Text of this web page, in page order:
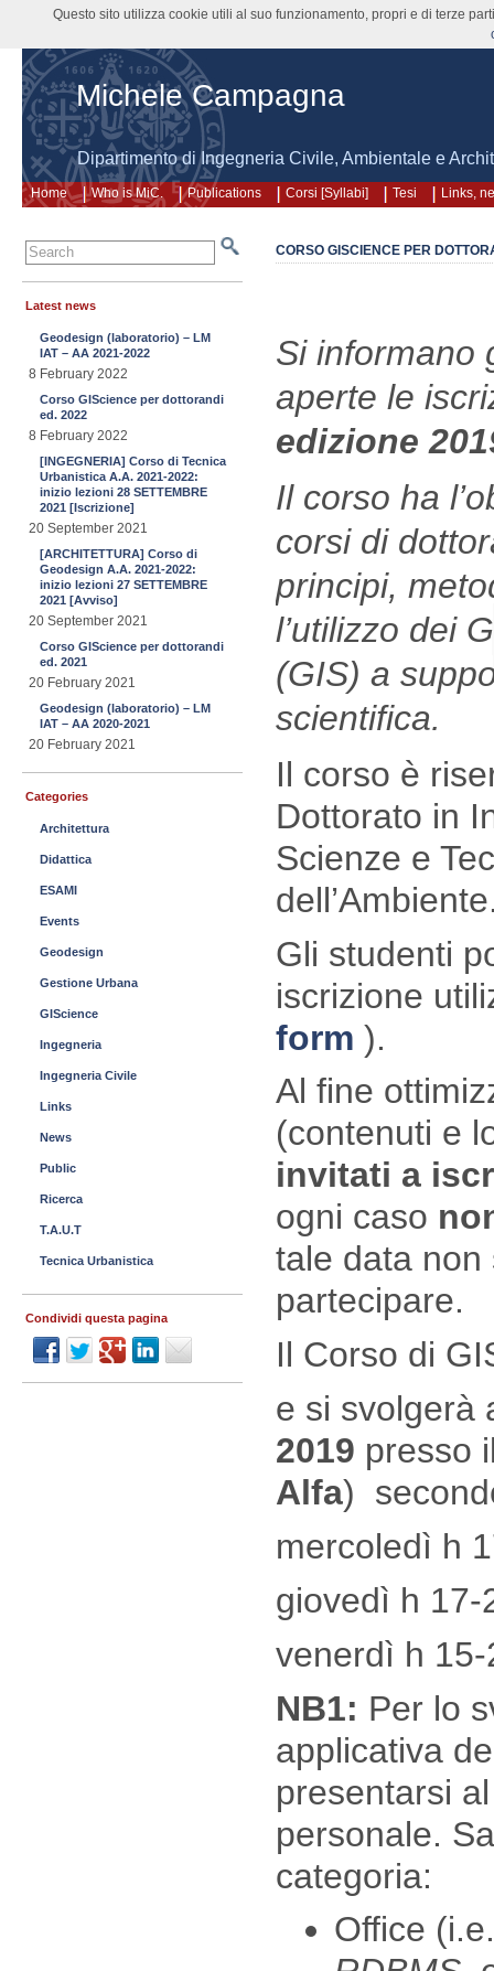
Michele Campagna
Dipartimento di Ingegneria Civile, Ambientale e
Home Who is MiC. Publications Corsi [Syllabi] Tesi Links,
CORSO GISCIENCE PER
Si informano
aperte le
edizione
Il corso ha
corsi di
principi,
l’utilizzo dei
(GIS) a
scientifica.
Il corso è
Dottorato in
Scienze e
Gli studenti
iscrizione
form ).
Al fine
(contenuti e
invitati a
ogni caso
tale data non
partecipare.
Il Corso di
e si svolgerà
2019 presso
Alfa)
mercoledì h
giovedì h 17-
venerdì h 15-
NB1: Per lo
applicativa
presentarsi
personale.
categoria:
Office
Latest news
Geodesign (laboratorio) – LM
IAT – AA 2021-2022
8 February 2022
Corso GIScience per dottorandi
ed. 2022
8 February 2022
[INGEGNERIA] Corso di Tecnica
Urbanistica A.A. 2021-2022:
inizio lezioni 28 SETTEMBRE
2021 [Iscrizione]
20 September 2021
[ARCHITETTURA] Corso di
Geodesign A.A. 2021-2022:
inizio lezioni 27 SETTEMBRE
2021 [Avviso]
20 September 2021
Corso GIScience per dottorandi
ed. 2021
20 February 2021
Geodesign (laboratorio) – LM
IAT – AA 2020-2021
20 February 2021
Categories
Architettura
Didattica
ESAMI
Events
Geodesign
Gestione Urbana
GIScience
Ingegneria
Ingegneria Civile
Links
News
Public
Ricerca
T.A.U.T
Tecnica Urbanistica
Condividi questa pagina
Questo sito utilizza cookie utili al suo funzionamento, propri e di terze